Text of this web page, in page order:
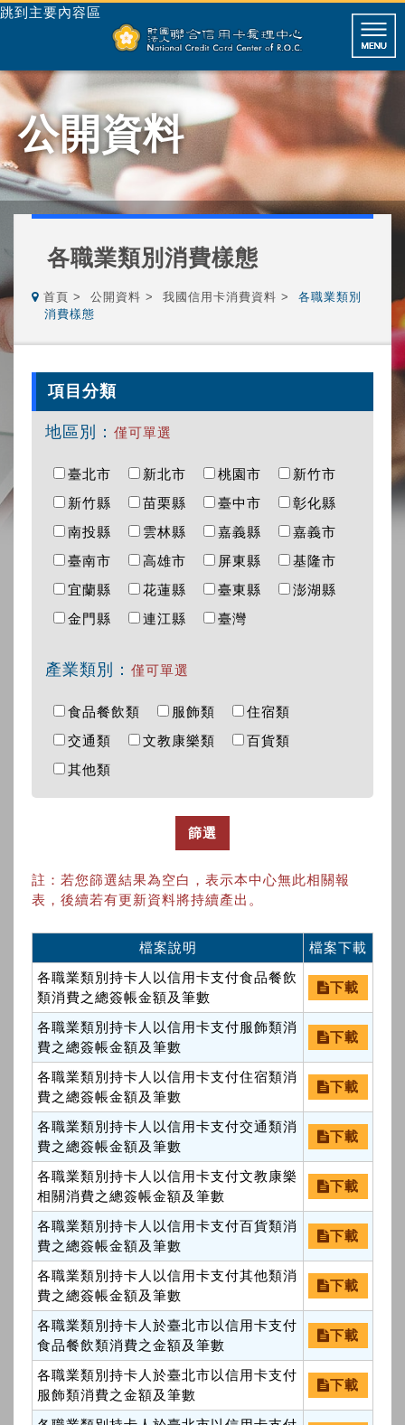
跳到主要內容區
公開資料
各職業類別消費樣態
首頁 公開資料 我國信用卡消費資料
各職業類別
消費樣態
項目分類
地區別： 僅可單選
臺北市 新北市 桃園市
新竹市
新竹縣
苗栗縣 臺中市
彰化縣
南投縣
雲林縣 嘉義縣
嘉義市
臺南市
高雄市 屏東縣
基隆市
宜蘭縣
花蓮縣 臺東縣
澎湖縣
金門縣
連江縣 臺灣
產業類別： 僅可單選
食品餐飲類 服飾類
住宿類
交通類
文教康樂類
百貨類
其他類
篩選
註：若您篩選結果為空白，表示本中心無此相關報
表，後續若有更新資料將持續產出。
檔案說明
檔案下載
各職業類別持卡人以信用卡支付食品餐飲
類消費之總簽帳金額及筆數
下載
各職業類別持卡人以信用卡支付服飾類消
費之總簽帳金額及筆數
下載
各職業類別持卡人以信用卡支付住宿類消
費之總簽帳金額及筆數
下載
各職業類別持卡人以信用卡支付交通類消
費之總簽帳金額及筆數
下載
各職業類別持卡人以信用卡支付文教康樂
相關消費之總簽帳金額及筆數
下載
各職業類別持卡人以信用卡支付百貨類消
費之總簽帳金額及筆數
下載
各職業類別持卡人以信用卡支付其他類消
費之總簽帳金額及筆數
下載
各職業類別持卡人於臺北市以信用卡支付
食品餐飲類消費之金額及筆數
下載
各職業類別持卡人於臺北市以信用卡支付
服飾類消費之金額及筆數
下載